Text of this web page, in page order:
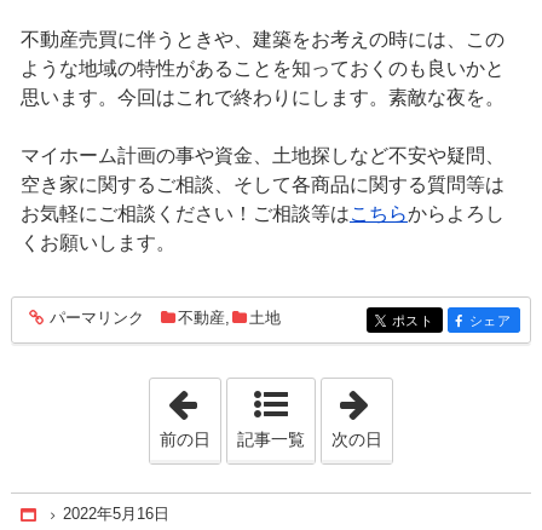
不動産売買に伴うときや、建築をお考えの時には、この
ような地域の特性があることを知っておくのも良いかと
思います。今回はこれで終わりにします。素敵な夜を。
マイホーム計画の事や資金、土地探しなど不安や疑問、
空き家に関するご相談、そして各商品に関する質問等は
お気軽にご相談ください！ご相談等はこちらからよろし
くお願いします。
entry1186
パーマリンク 不動産 土地 entry1186
ポスト entry1186
シェア
「2022年5月15日」
前の日 記事一覧 次の日
Home
2022年5月16日